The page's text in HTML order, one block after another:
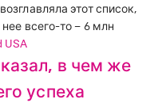
этот список,
всего-то – 6 млн
USA
в чем же
успеха